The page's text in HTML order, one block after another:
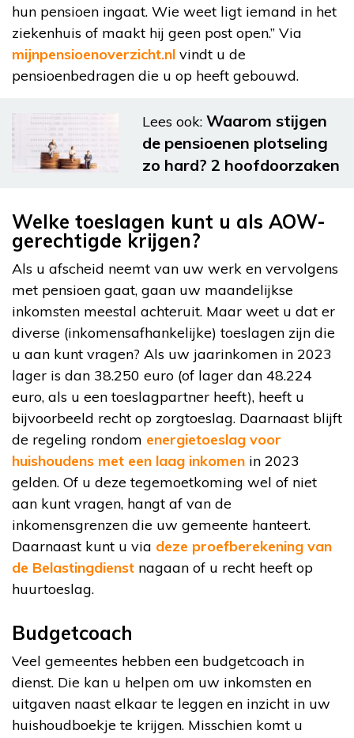
hun pensioen ingaat. Wie weet ligt iemand in het
ziekenhuis of maakt hij geen post open.” Via
mijnpensioenoverzicht.nl vindt u de
pensioenbedragen die u op heeft gebouwd.
Lees ook: Waarom stijgen
de pensioenen plotseling
zo hard? 2 hoofdoorzaken
Welke toeslagen kunt u als AOW-
gerechtigde krijgen?
Als u afscheid neemt van uw werk en vervolgens
met pensioen gaat, gaan uw maandelijkse
inkomsten meestal achteruit. Maar weet u dat er
diverse (inkomensafhankelijke) toeslagen zijn die
u aan kunt vragen? Als uw jaarinkomen in 2023
lager is dan 38.250 euro (of lager dan 48.224
euro, als u een toeslagpartner heeft), heeft u
bijvoorbeeld recht op zorgtoeslag. Daarnaast blijft
de regeling rondom energietoeslag voor
huishoudens met een laag inkomen in 2023
gelden. Of u deze tegemoetkoming wel of niet
aan kunt vragen, hangt af van de
inkomensgrenzen die uw gemeente hanteert.
Daarnaast kunt u via deze proefberekening van
de Belastingdienst nagaan of u recht heeft op
huurtoeslag.
Budgetcoach
Veel gemeentes hebben een budgetcoach in
dienst. Die kan u helpen om uw inkomsten en
uitgaven naast elkaar te leggen en inzicht in uw
huishoudboekje te krijgen. Misschien komt u